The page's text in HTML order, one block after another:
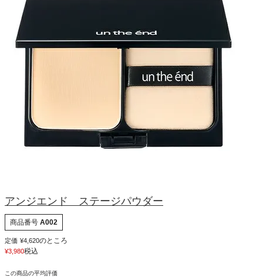
アンジエンド ステージパウダー
商品番号 A002
定価 ¥4,620のところ
¥3,980税込